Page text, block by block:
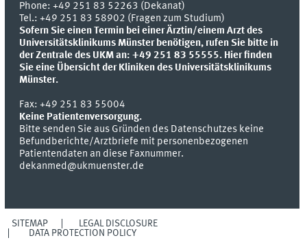
Phone:+49 251 83 52263 (Dekanat)
Tel.: +49 251 83 58902 (Fragen zum Studium)
Sofern Sie einen Termin bei einer Ärztin/einem Arzt des
Universitätsklinikums Münster benötigen, rufen Sie bitte in
der Zentrale des UKM an: +49 251 83 55555. Hier finden
Sie eine Übersicht der Kliniken des Universitätsklinikums
Münster.
Fax:+49 251 83 55004
Keine Patientenversorgung.
Bitte senden Sie aus Gründen des Datenschutzes keine
Befundberichte/Arztbriefe mit personenbezogenen
Patientendaten an diese Faxnummer.
dekanmed@ukmuenster.de
SITEMAP
LEGAL DISCLOSURE
DATA PROTECTION POLICY